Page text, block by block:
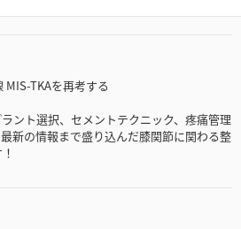
MIS-TKAを再考する
ント選択、セメントテクニック、疼痛管理
新の情報まで盛り込んだ膝関節に関わる整